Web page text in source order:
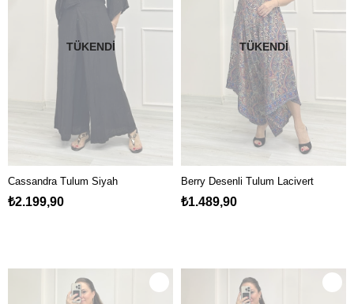
TÜKENDI
Cassandra Tulum Siyah
₺2.199,90
TÜKENDI
Berry Desenli Tulum Lacivert
₺1.489,90